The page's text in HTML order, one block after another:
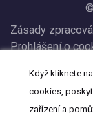
Zásady
Prohlášení o
Prohlášení
Kontakt
Když kliknete
cookies,
zařízení a